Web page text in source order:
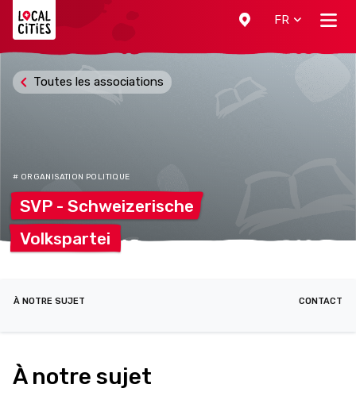
FR
# ORGANISATION POLITIQUE
SVP - Schweizerische
Volkspartei
Toutes les associations
À NOTRE SUJET CONTACT
À notre sujet